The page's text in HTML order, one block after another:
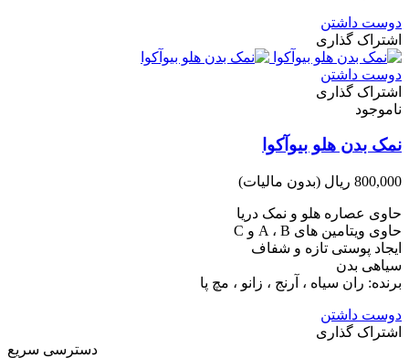
دوست داشتن
اشتراک گذاری
دوست داشتن
اشتراک گذاری
ناموجود
نمک بدن هلو بیوآکوا
800,000 ریال (بدون مالیات)
حاوی عصاره هلو و نمک دریا
حاوی ویتامین های A ، B و C
ایجاد پوستی تازه و شفاف
سیاهی بدن
برنده: ران سیاه ، آرنج ، زانو ، مچ پا
دوست داشتن
اشتراک گذاری
دسترسی سریع